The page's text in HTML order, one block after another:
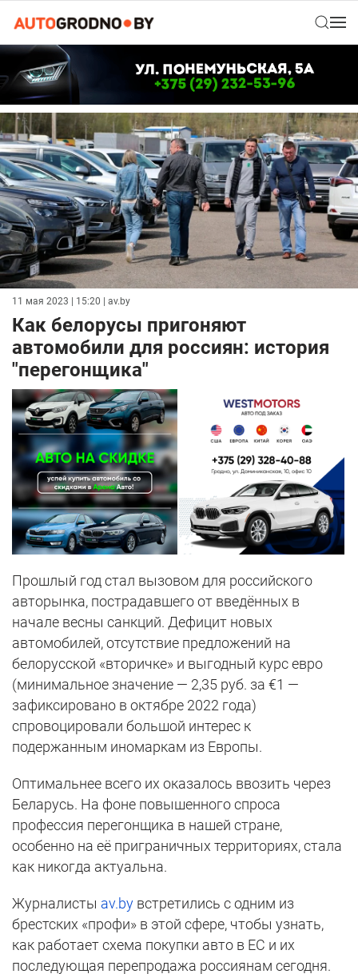
11 мая 2023 | 15:20 | av.by
Как белорусы пригоняют
автомобили для россиян: история
"перегонщика"
Прошлый год стал вызовом для российского
авторынка, пострадавшего от введённых в
начале весны санкций. Дефицит новых
автомобилей, отсутствие предложений на
белорусской «вторичке» и выгодный курс евро
(минимальное значение — 2,35 руб. за €1 —
зафиксировано в октябре 2022 года)
спровоцировали большой интерес к
подержанным иномаркам из Европы.
Оптимальнее всего их оказалось ввозить через
Беларусь. На фоне повышенного спроса
профессия перегонщика в нашей стране,
особенно на её приграничных территориях, стала
как никогда актуальна.
Журналисты av.by встретились с одним из
брестских «профи» в этой сфере, чтобы узнать,
как работает схема покупки авто в ЕС и их
последующая перепродажа россиянам сегодня.